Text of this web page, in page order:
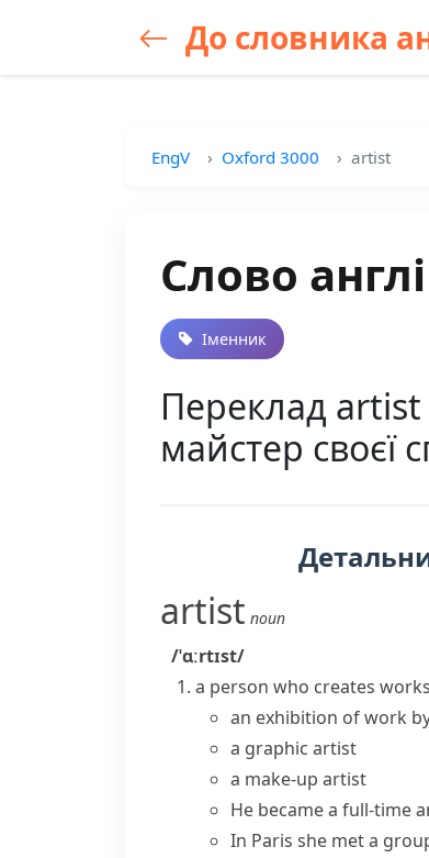
До словника
EngV Oxford 3000 artist
Слово
Іменник
Переклад artist
майстер своєї
artist noun
/ˈɑːrtɪst/
a person who creates
an exhibition of work
a graphic artist
a make-up artist
He became a full-time
In Paris she met a